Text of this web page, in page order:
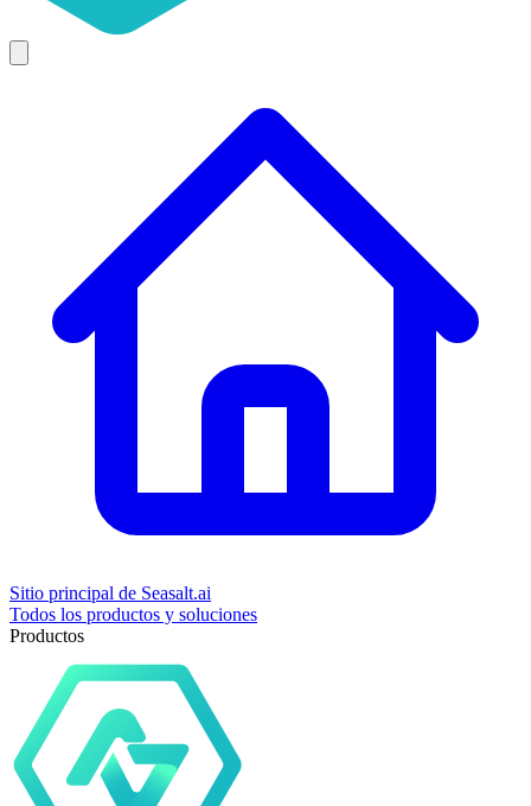
Sitio principal de Seasalt.ai
Todos los productos y soluciones
Productos